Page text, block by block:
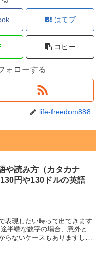
はてブ
コピー
ォローする
life-freedom888
や読み方（カタカナ
円や130ドルの英語
表現したい時って出てきます
半端な数字の場合、意外と
ないケースもありますし。